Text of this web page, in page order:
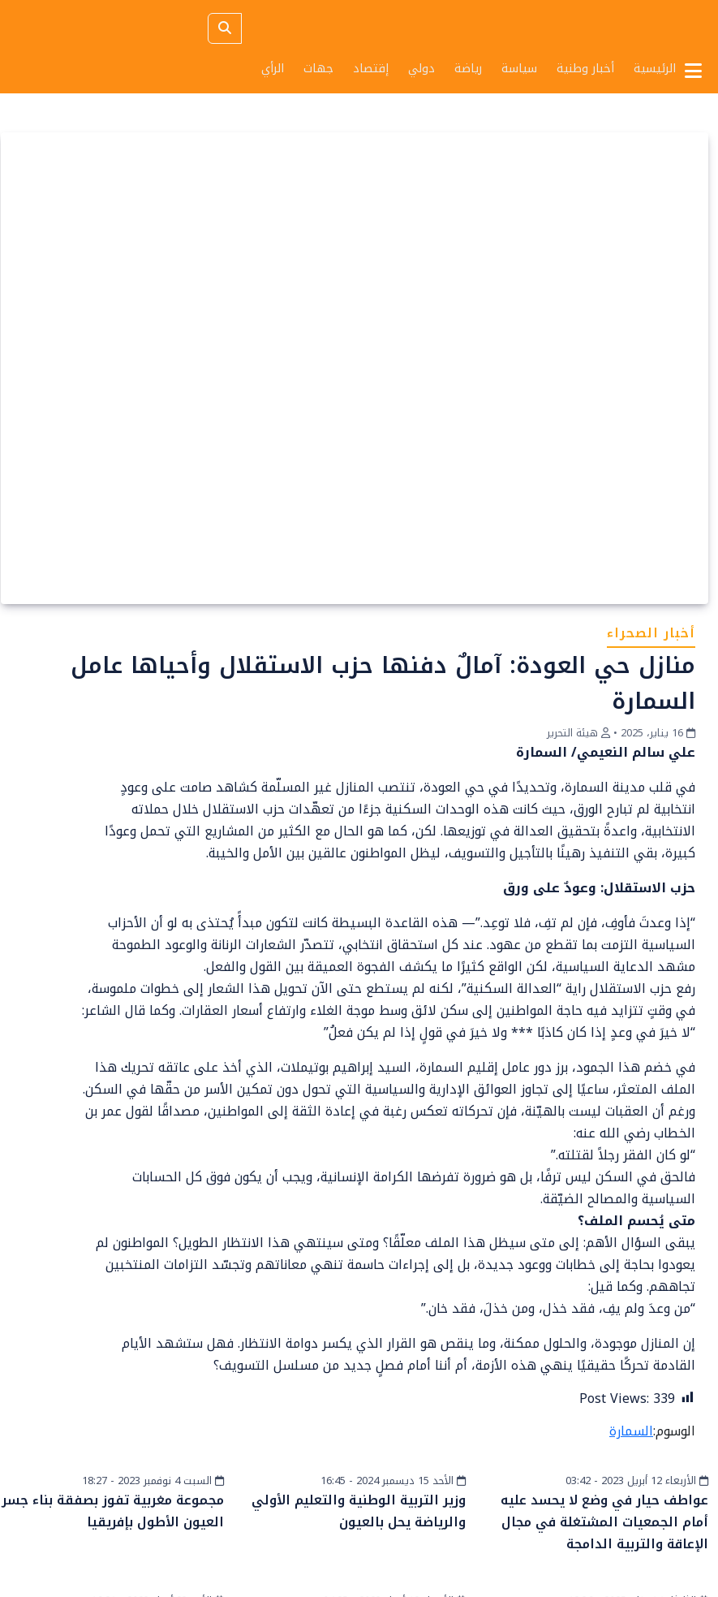
الرئيسية أخبار وطنية سياسة رياضة دولي إقتصاد جهات الرأي
أخبار الصحراء
منازل حي العودة: آمالٌ دفنها حزب الاستقلال وأحياها عامل
السمارة
• هيئة التحرير
علي سالم النعيمي/ السمارة
في قلب مدينة السمارة، وتحديدًا في حي العودة، تنتصب المنازل غير المسلّمة كشاهد صامت على وعودٍ
انتخابية لم تبارح الورق، حيث كانت هذه الوحدات السكنية جزءًا من تعهّدات حزب الاستقلال خلال حملاته
الانتخابية، واعدةً بتحقيق العدالة في توزيعها. لكن، كما هو الحال مع الكثير من المشاريع التي تحمل وعودًا
كبيرة، بقي التنفيذ رهينًا بالتأجيل والتسويف، ليظل المواطنون عالقين بين الأمل والخيبة.
حزب الاستقلال: وعودٌ على ورق
“إذا وعدتَ فأوفِ، فإن لم تفِ، فلا توعِد.”— هذه القاعدة البسيطة كانت لتكون مبدأً يُحتذى به لو أن الأحزاب
السياسية التزمت بما تقطع من عهود. عند كل استحقاق انتخابي، تتصدّر الشعارات الرنانة والوعود الطموحة
مشهد الدعاية السياسية، لكن الواقع كثيرًا ما يكشف الفجوة العميقة بين القول والفعل.
رفع حزب الاستقلال راية “العدالة السكنية”، لكنه لم يستطع حتى الآن تحويل هذا الشعار إلى خطوات ملموسة،
في وقتٍ تتزايد فيه حاجة المواطنين إلى سكن لائق وسط موجة الغلاء وارتفاع أسعار العقارات. وكما قال الشاعر:
“لا خيرَ في وعدٍ إذا كان كاذبًا *** ولا خيرَ في قولٍ إذا لم يكن فعلُ”
في خضم هذا الجمود، برز دور عامل إقليم السمارة، السيد إبراهيم بوتيملات، الذي أخذ على عاتقه تحريك هذا
الملف المتعثر، ساعيًا إلى تجاوز العوائق الإدارية والسياسية التي تحول دون تمكين الأسر من حقّها في السكن.
ورغم أن العقبات ليست بالهيّنة، فإن تحركاته تعكس رغبة في إعادة الثقة إلى المواطنين، مصداقًا لقول عمر بن
الخطاب رضي الله عنه:
“لو كان الفقر رجلاً لقتلته.”
فالحق في السكن ليس ترفًا، بل هو ضرورة تفرضها الكرامة الإنسانية، ويجب أن يكون فوق كل الحسابات
السياسية والمصالح الضيّقة.
متى يُحسم الملف؟
يبقى السؤال الأهم: إلى متى سيظل هذا الملف معلّقًا؟ ومتى سينتهي هذا الانتظار الطويل؟ المواطنون لم
يعودوا بحاجة إلى خطابات ووعود جديدة، بل إلى إجراءات حاسمة تنهي معاناتهم وتجسّد التزامات المنتخبين
تجاههم. وكما قيل:
“من وعدَ ولم يفِ، فقد خذل، ومن خذلَ، فقد خان.”
إن المنازل موجودة، والحلول ممكنة، وما ينقص هو القرار الذي يكسر دوامة الانتظار. فهل ستشهد الأيام
القادمة تحركًا حقيقيًا ينهي هذه الأزمة، أم أننا أمام فصلٍ جديد من مسلسل التسويف؟
Post Views: 339
الوسوم:السمارة
المزيد
الأربعاء 12 أبريل 2023 - 03:42
عواطف حيار في وضع لا يحسد عليه
أمام الجمعيات المشتغلة في مجال
الإعاقة والتربية الدامجة
أخبار عامةالأحد 15 ديسمبر 2024 - 16:45
وزير التربية الوطنية والتعليم الأولي
والرياضة يحل بالعيون
أخبار الصحراءالسبت 4 نوفمبر 2023 - 18:27
مجموعة مغربية تفوز بصفقة بناء جسر
العيون الأطول بإفريقيا